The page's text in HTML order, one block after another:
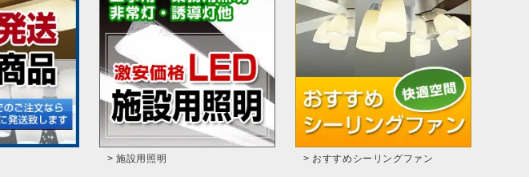
> 施設用照明 > おすすめシーリングファン